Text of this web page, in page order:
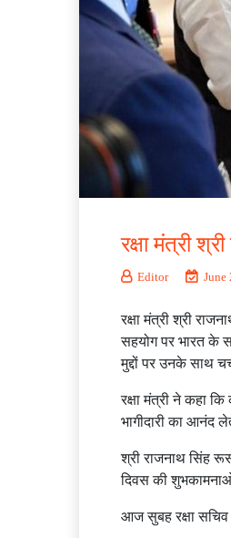
रक्षा मंत्री
Editor June
रक्षा मंत्री श्री
सहयोग पर भारत के
मुद्दों पर उनके साथ
रक्षा मंत्री ने कहा
भागीदारी का आनंद
श्री राजनाथ सिंह
दिवस की
आज सुबह रक्षा सचिव